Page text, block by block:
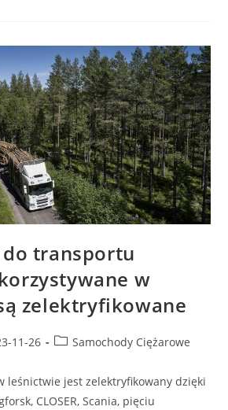
transportu
w
zelektryfikowane
11-26
PostSamochody Ciężarowe
leśnictwie jest zelektryfikowany dzięki
CLOSER, Scania, pięciu